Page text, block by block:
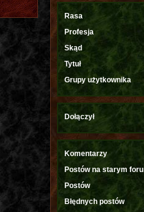
Rasa
Profesja
Skąd
Tytuł
Grupy użytkownika
Dołączył
Komentarzy
Postów na starym
Postów
Błędnych postów